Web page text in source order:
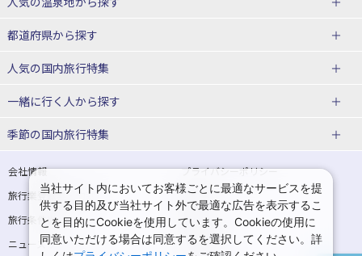
青森県
宮城県
山形県
関東
埼玉県 千葉県
茨城県 栃木県
青森県ホテル・旅館
宮城県ホテル・旅館
山形県ホテル・旅館
東京都ホテル・旅館 神奈川県ホテル・旅館
埼玉県ホテル・旅館 千葉県ホテル・旅館
北海道
湯の川温泉(北海道)
十勝川温泉(北海道)
洞爺湖温泉(北海道)
層雲峡温泉(北海道)
東北
花巻温泉(岩手) 蔵王温泉(山形)
都道府県から探す
北海道旅行・ツアー
東北
青森旅行・ツアー 岩手旅行・ツアー
宮城旅行・ツアー 秋田旅行・ツアー
山形旅行・ツアー 福島旅行・ツアー
人気の国内旅行特集
東京ディズニーリゾート®への旅
ユニバーサル・スタジオ・ジャパ
一緒に行く人から探す
一人旅 国内版
カップル・夫婦旅行 国内版 女子旅 国内版
卒業旅行・学生旅行 国内版
季節の国内旅行特集
桜・お花見特集
ゴールデンウィーク（GW）の国内
旅行
夏休み・お盆の国内旅行 7月の国内旅行
8月の国内旅行 9月の国内旅行
会社情報
プライバシーポリシー
旅行業登録票・約款
規約集
旅行条件書
商標について
ニュースリリース
採用情報
当社サイト内においてお客様ごとに最適なサービスを提
供する目的及び当社サイト外で最適な広告を表示するこ
とを目的にCookieを使用しています。Cookieの使用に
同意いただける場合は同意するを選択してください。詳